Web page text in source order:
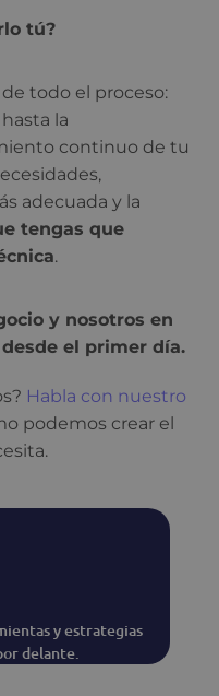
tú?
todo el proceso:
la
continuo de tu
adecuada y la
tengas que
.
y nosotros en
el primer día.
Habla con nuestro
podemos crear el
y estrategias
delante.